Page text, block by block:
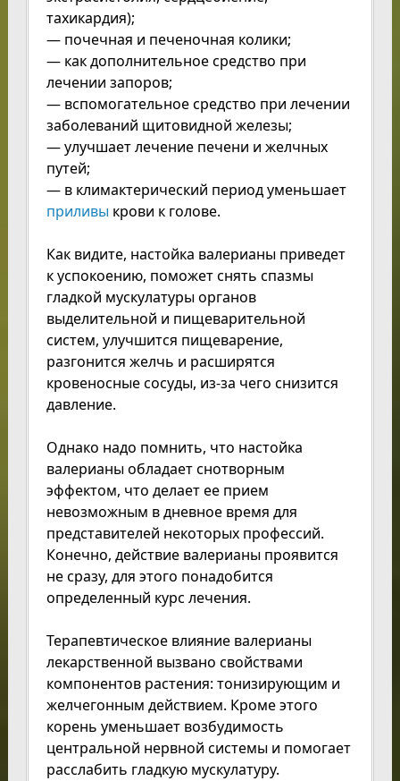
тахикардия);
— почечная и печеночная колики;
— как дополнительное средство при
лечении запоров;
— вспомогательное средство при лечении
заболеваний щитовидной железы;
— улучшает лечение печени и желчных
путей;
— в климактерический период уменьшает
приливы крови к голове.
Как видите, настойка валерианы приведет
к успокоению, поможет снять спазмы
гладкой мускулатуры органов
выделительной и пищеварительной
систем, улучшится пищеварение,
разгонится желчь и расширятся
кровеносные сосуды, из-за чего снизится
давление.
Однако надо помнить, что настойка
валерианы обладает снотворным
эффектом, что делает ее прием
невозможным в дневное время для
представителей некоторых профессий.
Конечно, действие валерианы проявится
не сразу, для этого понадобится
определенный курс лечения.
Терапевтическое влияние валерианы
лекарственной вызвано свойствами
компонентов растения: тонизирующим и
желчегонным действием. Кроме этого
корень уменьшает возбудимость
центральной нервной системы и помогает
расслабить гладкую мускулатуру.